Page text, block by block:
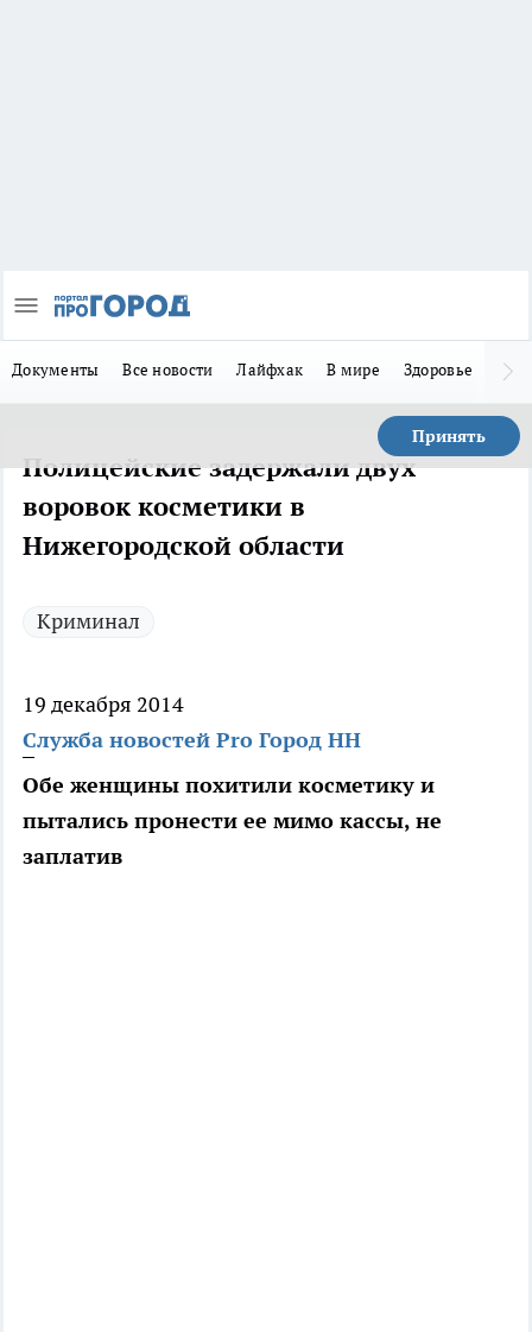
Документы Все новости Лайфхак В мире Здоровье
Принять
Полицейские задержали двух
воровок косметики в
Нижегородской области
Криминал
19 декабря 2014
Служба новостей Pro Город НН
Обе женщины похитили косметику и
пытались пронести ее мимо кассы, не
заплатив